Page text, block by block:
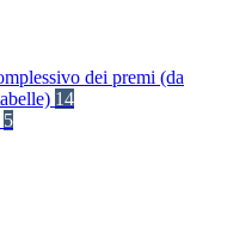
dei premi (da
14
5